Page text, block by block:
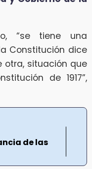
“se tiene una
Constitución dice
otra, situación que
de 1917”,
de las